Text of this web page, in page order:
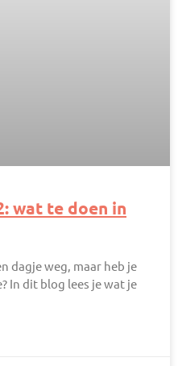
wat te doen in
dagje weg, maar heb je
In dit blog lees je wat je